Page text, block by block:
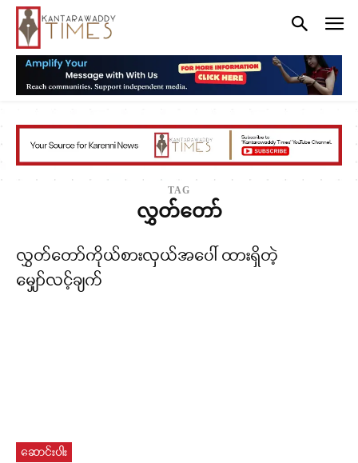
TAG
လွှတ်တော်
လွှတ်တော်ကိုယ်စားလှယ်အပေါ် ထားရှိတဲ့
မျှော်လင့်ချက်
ဆောင်းပါး